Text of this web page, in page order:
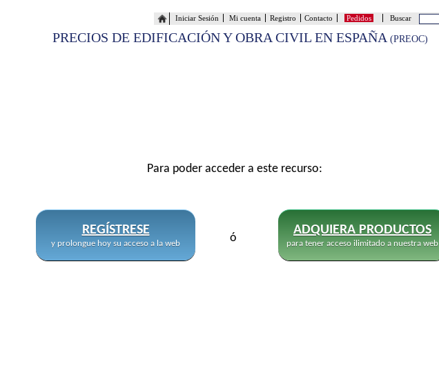
Buscar
Pedidos
Contacto
Registro
Mi cuenta
Iniciar Sesión
PRECIOS DE EDIFICACIÓN Y OBRA CIVIL EN ESPAÑA (PREOC)
REGÍSTRESE
y prolongue hoy su acceso a la web
Para poder acceder a este recurso:
ó
ADQUIERA PRODUCTOS
para tener acceso ilimitado a nuestra web